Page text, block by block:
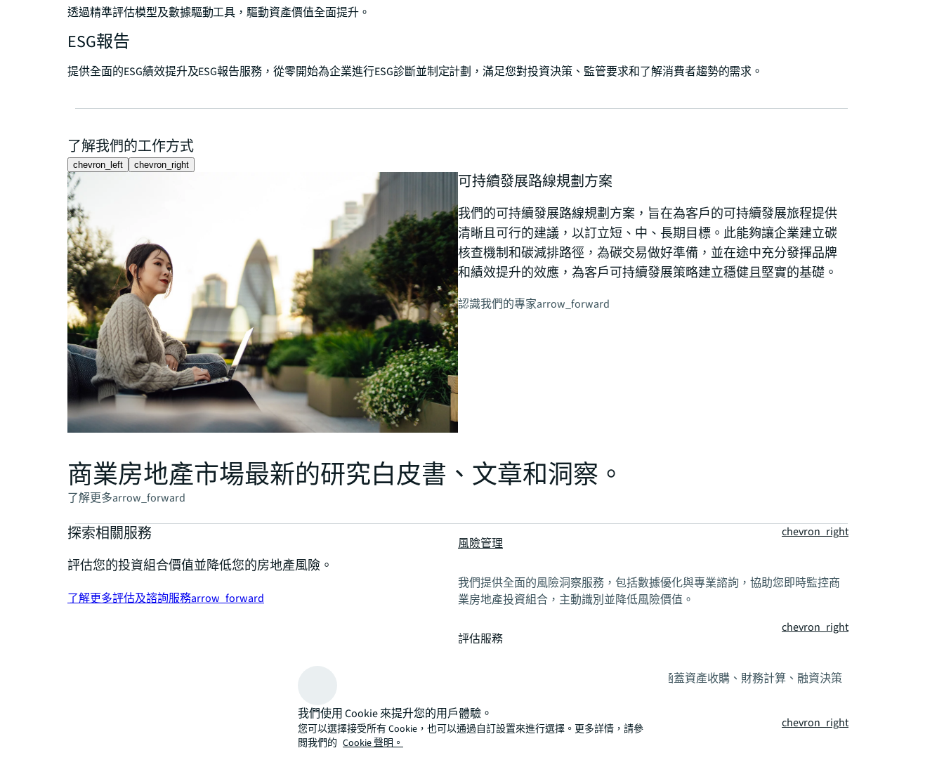
透過精準評估模型及數據驅動工具，驅動資產價值全面提升。
ESG報告
提供全面的ESG績效提升及ESG報告服務，從零開始為企業進行ESG診斷並制定計劃，滿足您對投資決策、監管要求和了解消費者趨勢的需求。
了解我們的工作方式
chevron_left chevron_right
可持續發展路線規劃方案
我們的可持續發展路線規劃方案，旨在為客戶的可持續發展旅程提供
清晰且可行的建議，以訂立短、中、長期目標。此能夠讓企業建立碳
核查機制和碳減排路徑，為碳交易做好準備，並在途中充分發揮品牌
和績效提升的效應，為客戶可持續發展策略建立穩健且堅實的基礎。
認識我們的專家arrow_forward
商業房地產市場最新的研究白皮書、文章和洞察。
了解更多arrow_forward
探索相關服務
評估您的投資組合價值並降低您的房地產風險。
了解更多評估及諮詢服務arrow_forward
風險管理
chevron_right
我們提供全面的風險洞察服務，包括數據優化與專業諮詢，協助您即時監控商
業房地產投資組合，主動識別並降低風險價值。
評估服務
chevron_right
我們評估各類資產、滿足各類專案需求 ，涵蓋資產收購、財務計算、融資決策
可持續發展策略
chevron_right
我們使用 Cookie 來提升您的用戶體驗。
您可以選擇接受所有 Cookie，也可以通過自訂設置來進行選擇。更多詳情，請參
閲我們的 Cookie 聲明。